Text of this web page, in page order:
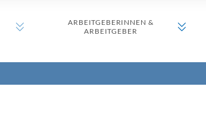
ARBEITGEBERINNEN &
ARBEITGEBER